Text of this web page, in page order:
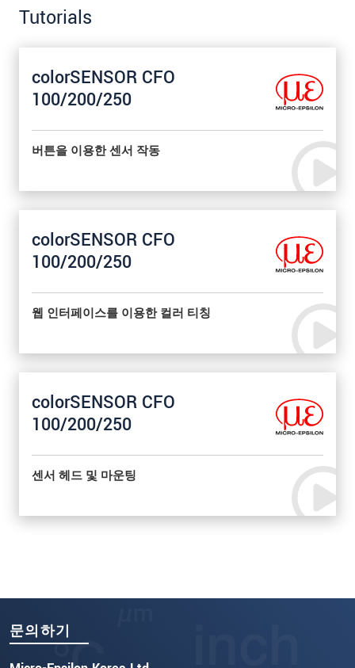
Tutorials
colorSENSOR CFO
100/200/250
버튼을 이용한 센서 작동
colorSENSOR CFO
100/200/250
웹 인터페이스를 이용한 컬러 티칭
colorSENSOR CFO
100/200/250
센서 헤드 및 마운팅
문의하기